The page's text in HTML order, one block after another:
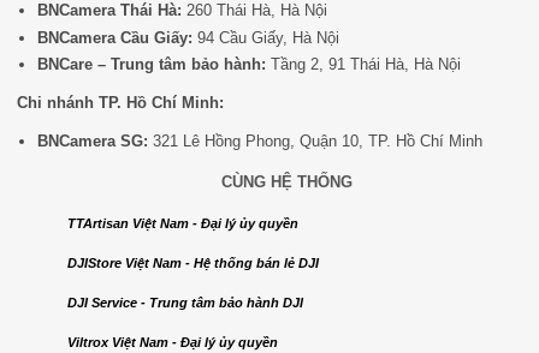
BNCamera Thái Hà: 260 Thái Hà, Hà Nội
BNCamera Cầu Giấy: 94 Cầu Giấy, Hà Nội
BNCare – Trung tâm bảo hành: Tầng 2, 91 Thái Hà, Hà Nội
Chi nhánh TP. Hồ Chí Minh:
BNCamera SG: 321 Lê Hồng Phong, Quận 10, TP. Hồ Chí Minh
CÙNG HỆ THỐNG
TTArtisan Việt Nam - Đại lý ủy quyền
DJIStore Việt Nam - Hệ thống bán lẻ DJI
DJI Service - Trung tâm bảo hành DJI
Viltrox Việt Nam - Đại lý ủy quyền